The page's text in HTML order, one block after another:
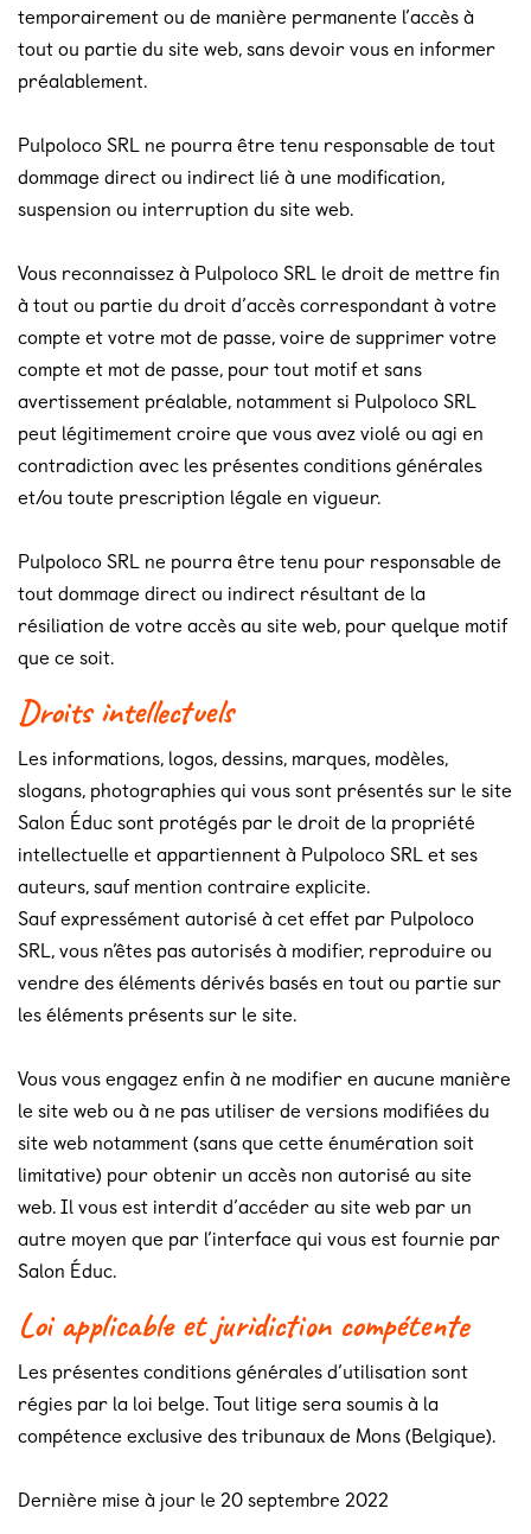
temporairement ou de manière permanente l’accès à
tout ou partie du site web, sans devoir vous en informer
préalablement.
Pulpoloco SRL ne pourra être tenu responsable de tout
dommage direct ou indirect lié à une modification,
suspension ou interruption du site web.
Vous reconnaissez à Pulpoloco SRL le droit de mettre fin
à tout ou partie du droit d’accès correspondant à votre
compte et votre mot de passe, voire de supprimer votre
compte et mot de passe, pour tout motif et sans
avertissement préalable, notamment si Pulpoloco SRL
peut légitimement croire que vous avez violé ou agi en
contradiction avec les présentes conditions générales
et/ou toute prescription légale en vigueur.
Pulpoloco SRL ne pourra être tenu pour responsable de
tout dommage direct ou indirect résultant de la
résiliation de votre accès au site web, pour quelque motif
que ce soit.
Droits intellectuels
Les informations, logos, dessins, marques, modèles,
slogans, photographies qui vous sont présentés sur le site
Salon Éduc sont protégés par le droit de la propriété
intellectuelle et appartiennent à Pulpoloco SRL et ses
auteurs, sauf mention contraire explicite.
Sauf expressément autorisé à cet effet par Pulpoloco
SRL, vous n’êtes pas autorisés à modifier, reproduire ou
vendre des éléments dérivés basés en tout ou partie sur
les éléments présents sur le site.
Vous vous engagez enfin à ne modifier en aucune manière
le site web ou à ne pas utiliser de versions modifiées du
site web notamment (sans que cette énumération soit
limitative) pour obtenir un accès non autorisé au site
web. Il vous est interdit d’accéder au site web par un
autre moyen que par l’interface qui vous est fournie par
Salon Éduc.
Loi applicable et juridiction compétente
Les présentes conditions générales d’utilisation sont
régies par la loi belge. Tout litige sera soumis à la
compétence exclusive des tribunaux de Mons (Belgique).
Dernière mise à jour le 20 septembre 2022